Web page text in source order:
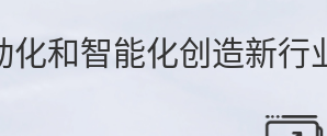
化和智能化创造新行